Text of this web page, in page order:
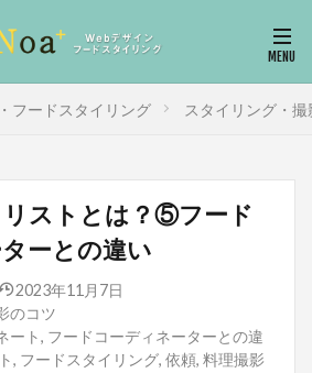
フードスタイリング スタイリング・
ストとは？⑤フード
ーとの違い
2023年11月7日
のコツ
ート, フードコーディネーターとの違
, フードスタイリング, 依頼, 料理撮影
フードスタイリスト
調理
向いてる人
蔵庫の収納
方改革 依頼
会社経営